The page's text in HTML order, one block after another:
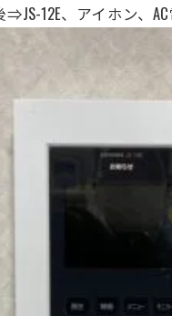
⇒JS-12E、アイホン、